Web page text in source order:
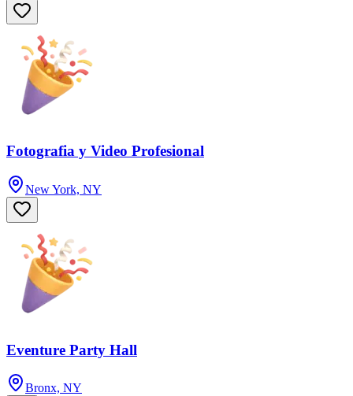
Fotografia y Video Profesional
New York, NY
Eventure Party Hall
Bronx, NY